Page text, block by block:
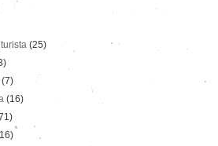
(25)
(7)
(16)